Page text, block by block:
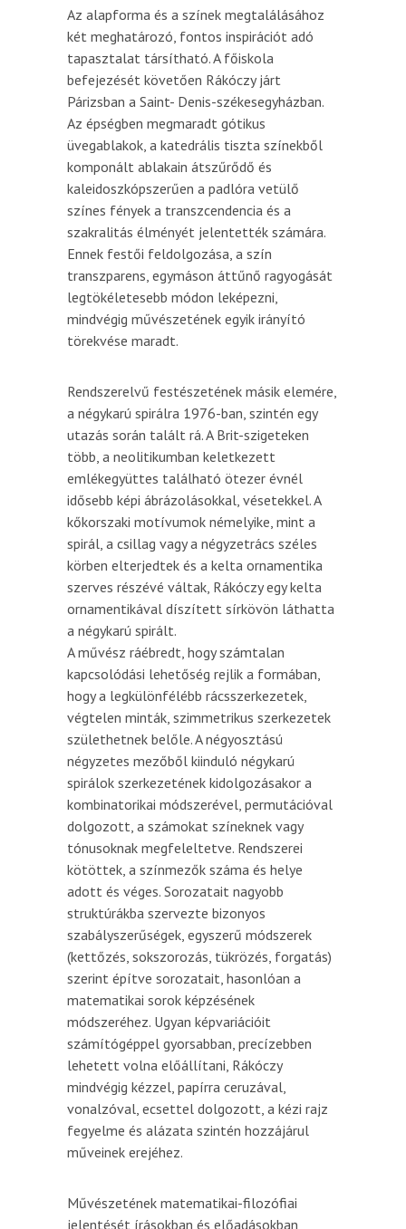
Az alapforma és a színek megtalálásához
két meghatározó, fontos inspirációt adó
tapasztalat társítható. A főiskola
befejezését követően Rákóczy járt
Párizsban a Saint- Denis-székesegyházban.
Az épségben megmaradt gótikus
üvegablakok, a katedrális tiszta színekből
komponált ablakain átszűrődő és
kaleidoszkópszerűen a padlóra vetülő
színes fények a transzcendencia és a
szakralitás élményét jelentették számára.
Ennek festői feldolgozása, a szín
transzparens, egymáson áttűnő ragyogását
legtökéletesebb módon leképezni,
mindvégig művészetének egyik irányító
törekvése maradt.
Rendszerelvű festészetének másik elemére,
a négykarú spirálra 1976-ban, szintén egy
utazás során talált rá. A Brit-szigeteken
több, a neolitikumban keletkezett
emlékegyüttes található ötezer évnél
idősebb képi ábrázolásokkal, vésetekkel. A
kőkorszaki motívumok némelyike, mint a
spirál, a csillag vagy a négyzetrács széles
körben elterjedtek és a kelta ornamentika
szerves részévé váltak, Rákóczy egy kelta
ornamentikával díszített sírkövön láthatta
a négykarú spirált.
A művész ráébredt, hogy számtalan
kapcsolódási lehetőség rejlik a formában,
hogy a legkülönfélébb rácsszerkezetek,
végtelen minták, szimmetrikus szerkezetek
születhetnek belőle. A négyosztású
négyzetes mezőből kiinduló négykarú
spirálok szerkezetének kidolgozásakor a
kombinatorikai módszerével, permutációval
dolgozott, a számokat színeknek vagy
tónusoknak megfeleltetve. Rendszerei
kötöttek, a színmezők száma és helye
adott és véges. Sorozatait nagyobb
struktúrákba szervezte bizonyos
szabályszerűségek, egyszerű módszerek
(kettőzés, sokszorozás, tükrözés, forgatás)
szerint építve sorozatait, hasonlóan a
matematikai sorok képzésének
módszeréhez. Ugyan képvariációit
számítógéppel gyorsabban, precízebben
lehetett volna előállítani, Rákóczy
mindvégig kézzel, papírra ceruzával,
vonalzóval, ecsettel dolgozott, a kézi rajz
fegyelme és alázata szintén hozzájárul
műveinek erejéhez.
Művészetének matematikai-filozófiai
jelentését írásokban és előadásokban